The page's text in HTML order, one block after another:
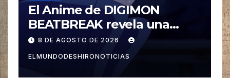
El Anime de Even the
Student Council Has Its
Holes! revela una nueva Voz
8 DE AGOSTO DE 2026
ELMUNDODESHIRONOTICIAS